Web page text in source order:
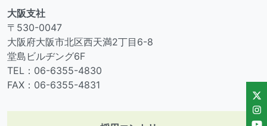
大阪支社
〒530-0047
大阪府大阪市北区西天満2丁目6-8
堂島ビルヂング6F
TEL：06-6355-4830
FAX：06-6355-4831